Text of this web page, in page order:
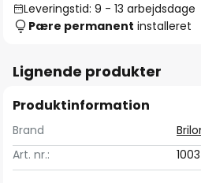
Leveringstid: 9 - 13 arbejdsdage
Pære permanent installeret
Lignende produkter
Produktinformation
Brand
Art. nr.: